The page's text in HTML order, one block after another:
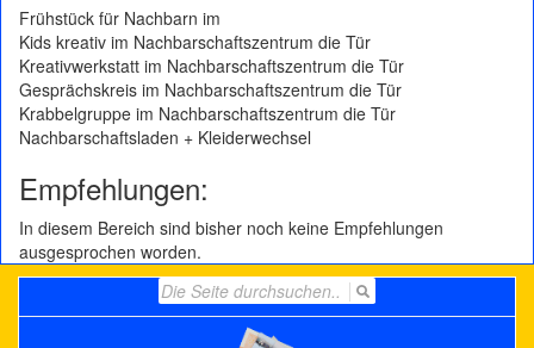
Frühstück für Nachbarn im
Kids kreativ im Nachbarschaftszentrum die Tür
Kreativwerkstatt im Nachbarschaftszentrum die Tür
Gesprächskreis im Nachbarschaftszentrum die Tür
Krabbelgruppe im Nachbarschaftszentrum die Tür
Nachbarschaftsladen + Kleiderwechsel
Empfehlungen:
In diesem Bereich sind bisher noch keine Empfehlungen
ausgesprochen worden.
for: